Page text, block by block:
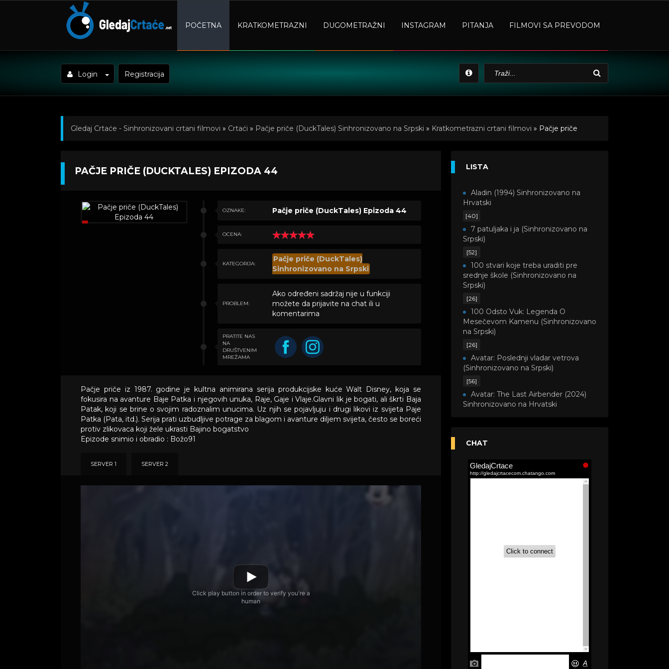
POČETNA KRATKOMETRAZNI DUGOMETRAŽNI INSTAGRAM PITANJA FILMOVI SA PREVODOM
Login Registracija
Gledaj Crtaće - Sinhronizovani crtani filmovi » Crtaći » Pačje priče (DuckTales) Sinhronizovano na Srpski » Kratkometrazni crtani filmovi » Pačje priče
PAČJE PRIČE (DUCKTALES) EPIZODA 44
OZNAKE: Pačje priče (DuckTales) Epizoda 44
OCENA:
KATEGORIJA:
Pačje priče (DuckTales)
Sinhronizovano na Srpski
PROBLEM:
Ako određeni sadržaj nije u funkciji
možete da prijavite na chat ili u
komentarima
PRATITE NAS
NA
DRUŠTVENIM
MREŽAMA
Pačje priče iz 1987. godine je kultna animirana serija produkcijske kuće Walt Disney, koja se
fokusira na avanture Baje Patka i njegovih unuka, Raje, Gaje i Vlaje.Glavni lik je bogati, ali škrti Baja
Patak, koji se brine o svojim radoznalim unucima. Uz njih se pojavljuju i drugi likovi iz svijeta Paje
Patka (Pata, itd.). Serija prati uzbudljive potrage za blagom i avanture diljem svijeta, često se boreći
protiv zlikovaca koji žele ukrasti Bajino bogatstvo
Epizode snimio i obradio : Božo91
SERVER 1 SERVER 2
LISTA
Aladin (1994) Sinhronizovano na
Hrvatski
[40]
7 patuljaka i ja (Sinhronizovano na
Srpski)
[52]
100 stvari koje treba uraditi pre
srednje škole (Sinhronizovano na
Srpski)
[26]
100 Odsto Vuk: Legenda O
Mesečevom Kamenu (Sinhronizovano
na Srpski)
[26]
Avatar: Poslednji vladar vetrova
(Sinhronizovano na Srpski)
[56]
Avatar: The Last Airbender (2024)
Sinhronizovano na Hrvatski
(Sinhronizovano na Srpski)
Akademija čarolija (Wits Academy)
Sinhronizovano na Srpski
Tunes,2020) Sinhronizovano na Srpski
Okura (Sinhronizovano na Srpski)
CHAT